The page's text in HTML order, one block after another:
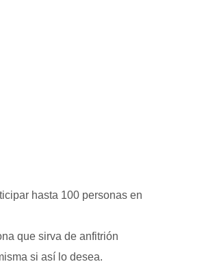
hasta 100 personas en
que sirva de anfitrión
si así lo desea.